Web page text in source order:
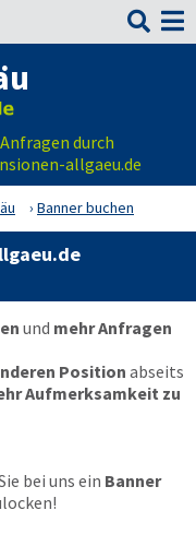

durch
allgaeu.de
Banner buchen
und mehr Anfragen
Positionabseits
Aufmerksamkeit zu
bei uns ein Banner